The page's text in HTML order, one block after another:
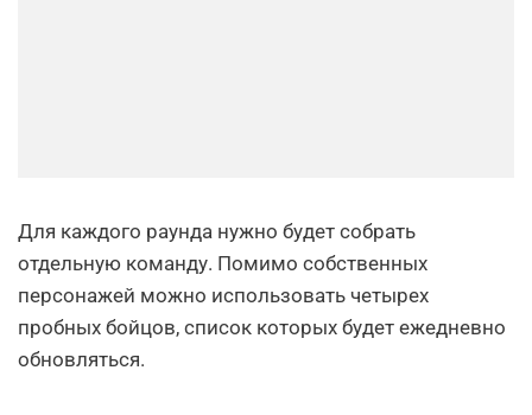
Для каждого раунда нужно будет собрать
отдельную команду. Помимо собственных
персонажей можно использовать четырех
пробных бойцов, список которых будет ежедневно
обновляться.